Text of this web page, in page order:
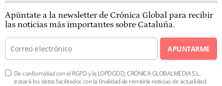
Apúntate a la newsletter de Crónica Global para recibir
las noticias más importantes sobre Cataluña.
APUNTARME
De conformidad con el RGPD y la LOPDGDD, CRÓNICA GLOBALMEDIA S.L.
tratará los datos facilitados con la finalidad de remitirle noticias de actualidad.